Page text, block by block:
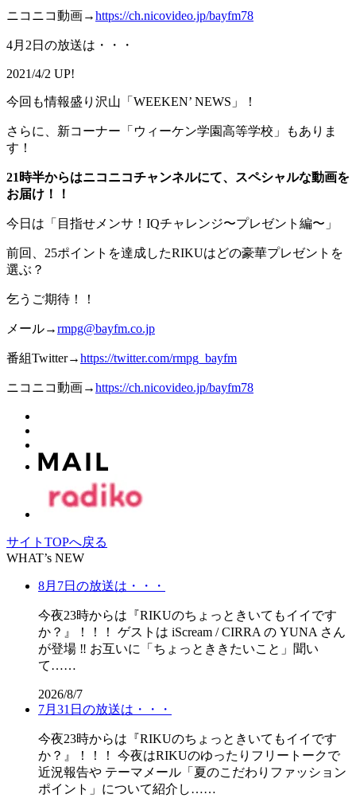
ニコニコ動画→https://ch.nicovideo.jp/bayfm78
4月2日の放送は・・・
2021/4/2 UP!
今回も情報盛り沢山「WEEKEN’ NEWS」！
さらに、新コーナー「ウィーケン学園高等学校」もありま
す！
21時半からはニコニコチャンネルにて、スペシャルな動画を
お届け！！
今日は「目指せメンサ！IQチャレンジ〜プレゼント編〜」
前回、25ポイントを達成したRIKUはどの豪華プレゼントを
選ぶ？
乞うご期待！！
メール→rmpg@bayfm.co.jp
番組Twitter→https://twitter.com/rmpg_bayfm
ニコニコ動画→https://ch.nicovideo.jp/bayfm78
サイトTOPへ戻る
WHAT’s NEW
8月7日の放送は・・・
今夜23時からは『RIKUのちょっときいてもイイです
か？』！！！ ゲストは iScream / CIRRA の YUNA さん
が登場 ‼️ お互いに「ちょっとききたいこと」聞い
て……
2026/8/7
7月31日の放送は・・・
今夜23時からは『RIKUのちょっときいてもイイです
か？』！！！ 今夜はRIKUのゆったりフリートークで
近況報告や テーマメール「夏のこだわりファッション
ポイント」について紹介し……